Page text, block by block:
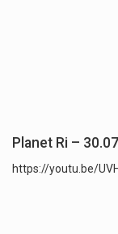
Planet Ri –
https://youtu.be/